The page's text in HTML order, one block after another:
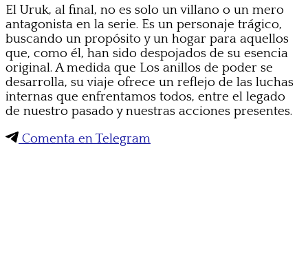
El Uruk, al final, no es solo un villano o un mero
antagonista en la serie. Es un personaje trágico,
buscando un propósito y un hogar para aquellos
que, como él, han sido despojados de su esencia
original. A medida que Los anillos de poder se
desarrolla, su viaje ofrece un reflejo de las luchas
internas que enfrentamos todos, entre el legado
de nuestro pasado y nuestras acciones presentes.
Comenta en Telegram